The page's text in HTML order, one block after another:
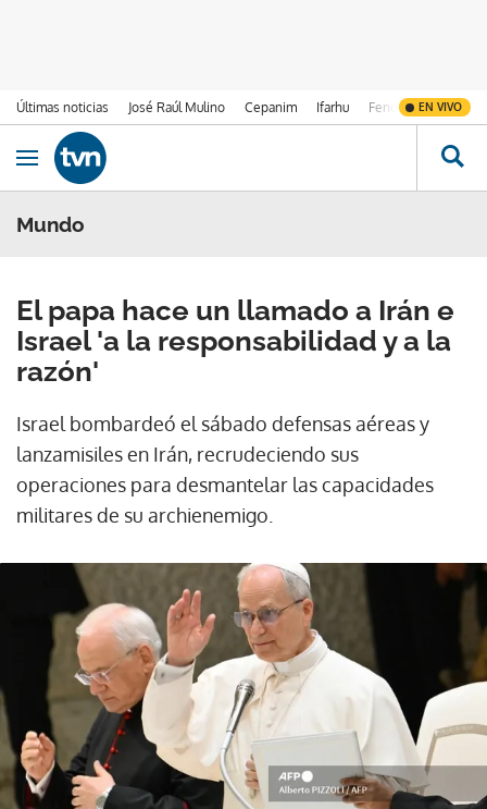
Últimas noticias José Raúl Mulino Cepanim Ifarhu Fenómeno de El
EN VIVO
Ir al contenido
Obrir navegació
Mundo
El papa hace un llamado a Irán e
Israel 'a la responsabilidad y a la
razón'
Israel bombardeó el sábado defensas aéreas y
lanzamisiles en Irán, recrudeciendo sus
operaciones para desmantelar las capacidades
militares de su archienemigo.